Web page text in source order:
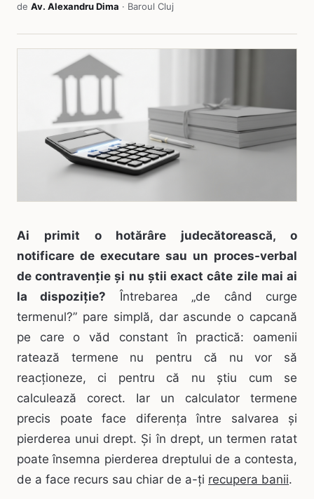
de Av. Alexandru Dima · Baroul Cluj
Ai primit o hotărâre judecătorească, o
notificare de executare sau un proces-verbal
de contravenție și nu știi exact câte zile mai ai
la dispoziție? Întrebarea „de când curge
termenul?” pare simplă, dar ascunde o capcană
pe care o văd constant în practică: oamenii
ratează termene nu pentru că nu vor să
reacționeze, ci pentru că nu știu cum se
calculează corect. Iar un calculator termene
precis poate face diferența între salvarea și
pierderea unui drept. Și în drept, un termen ratat
poate însemna pierderea dreptului de a contesta,
de a face recurs sau chiar de a-ți recupera banii.